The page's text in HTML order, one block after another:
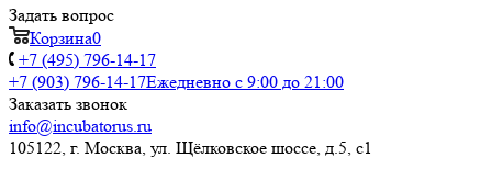
Задать вопрос
Корзина0
+7 (495) 796-14-17
+7 (903) 796-14-17Ежедневно с 9:00 до 21:00
Заказать звонок
info@incubatorus.ru
105122, г. Москва, ул. Щёлковское шоссе, д.5, с1